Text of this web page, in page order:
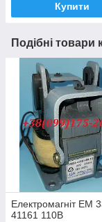
Купити
Подібні товари
Електромагніт ЕМ
41161 110В